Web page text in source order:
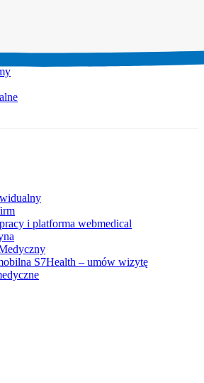
i platforma webmedical
S7Health – umów wizytę